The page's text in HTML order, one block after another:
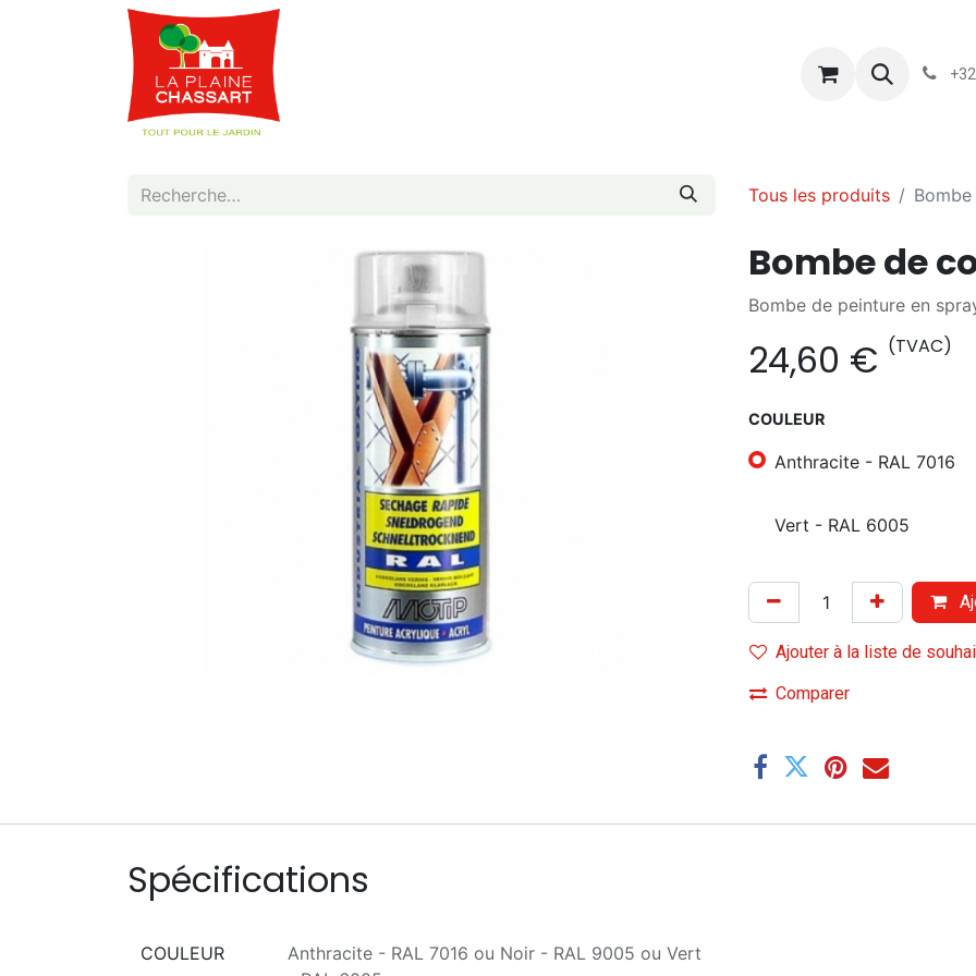
Conditions-
Tous les produits
Bombe de
Bombe de peinture en
24,60 € (TVAC)
COULEUR
Anthracite - RAL 7016
Vert - RAL 6005
Ajouter à la liste de
Comparer
Spécifications
COULEUR Anthracite - RAL 7016 ou Noir - RAL 9005 ou Vert